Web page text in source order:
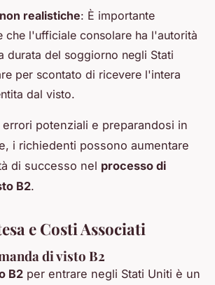
realistiche: È importante
che l'ufficiale consolare ha l'autorità
durata del soggiorno negli Stati
per scontato di ricevere l'intera
dal visto.
potenziali e preparandosi in
i richiedenti possono aumentare
di successo nel processo di
B2.
e Costi Associati
di visto B2
B2 per entrare negli Stati Uniti è un